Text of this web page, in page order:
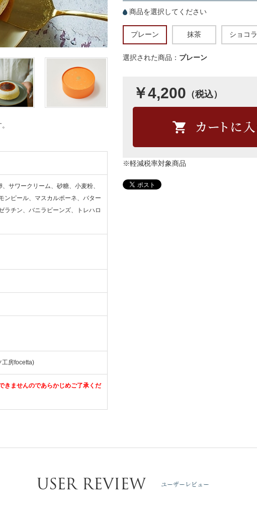
サワークリーム、砂糖、小麦粉、
ンピール、マスカルポーネ、バター
ラチン、バニラビーンズ、トレハロ
工房focetta)
きませんのであらかじめご了承くだ
商品を選択してください
プレーン 抹茶 ショコラ
選択された商品： プレーン
￥4,200 （税込）
※軽減税率対象商品
USER REVIEW ユーザーレビュー